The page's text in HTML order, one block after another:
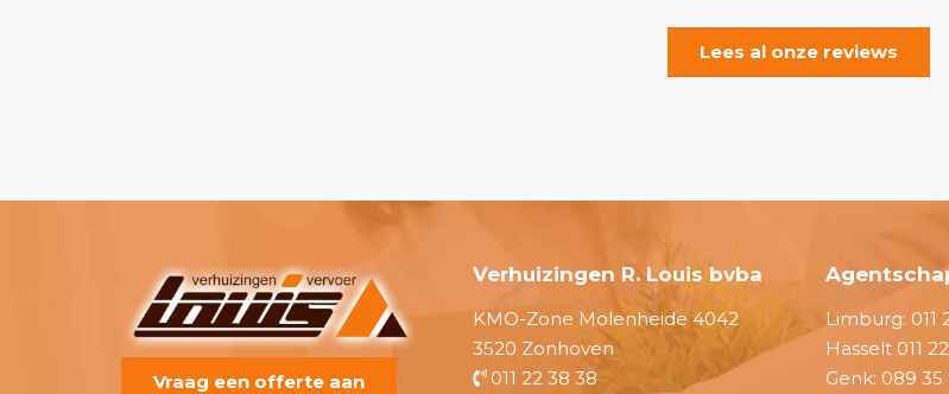
Lees al onze reviews
Vraag een offerte aan
Verhuizingen R. Louis bvba
KMO-Zone Molenheide 4042
3520 Zonhoven
011 22 38 38
Limburg: 011
Hasselt 011
Genk: 089 35